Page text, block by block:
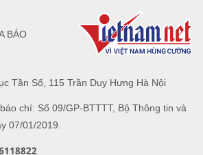
Tần Số, 115 Trần Duy Hưng Hà Nội
chí: Số 09/GP-BTTTT, Bộ Thông tin và
07/01/2019.
BÁO